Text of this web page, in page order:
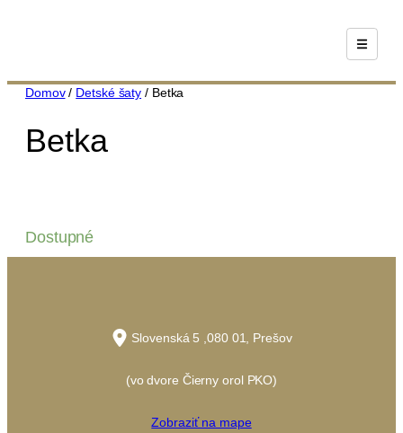
Domov/ Detské šaty / Betka
Betka
Dostupné
Slovenská 5 ,080 01, Prešov
(vo dvore Čierny orol PKO)
Zobraziť na mape